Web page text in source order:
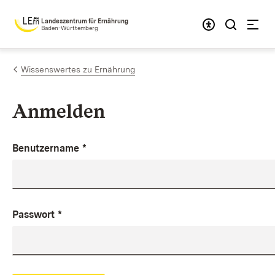
Zum Inhalt springen
Landeszentrum für Ernährung
Baden-Württemberg
Wissenswertes zu Ernährung
Anmelden
Benutzername *
Passwort *